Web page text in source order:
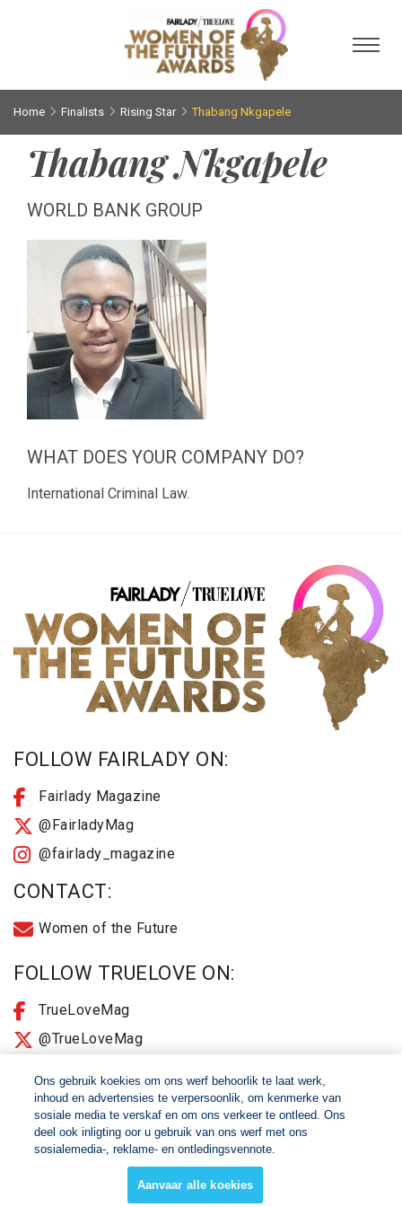
Home Finalists Rising Star Thabang Nkgapele
Thabang Nkgapele
WORLD BANK GROUP
WHAT DOES YOUR COMPANY DO?
International Criminal Law.
FOLLOW FAIRLADY ON:
Fairlady Magazine
@FairladyMag
@fairlady_magazine
CONTACT:
Women of the Future
FOLLOW TRUELOVE ON:
TrueLoveMag
@TrueLoveMag
© 2026 Women of The Future All Rights Reserved
2025 Terms & Conditions
Ons gebruik koekies om ons werf behoorlik te laat werk,
inhoud en advertensies te verpersoonlik, om kenmerke van
sosiale media te verskaf en om ons verkeer te ontleed. Ons
deel ook inligting oor u gebruik van ons werf met ons
sosialemedia-, reklame- en ontledingsvennote.
Aanvaar alle koekies